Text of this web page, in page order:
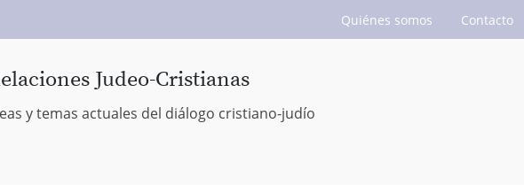
Quiénes somos Contacto
Judeo-Cristianas
y temas actuales del diálogo cristiano-judío